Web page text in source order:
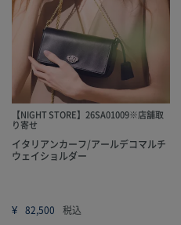
【NIGHT STORE】26SA01009※店舗取
り寄せ
イタリアンカーフ/アールデコマルチ
ウェイショルダー
¥ 82,500 税込